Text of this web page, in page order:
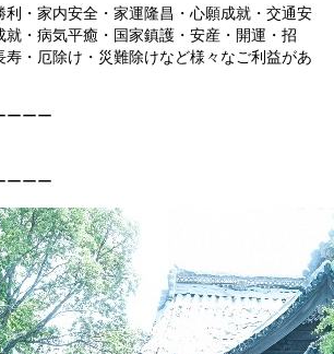
・家内安全・家運隆昌・心願成就・交通安
・病気平癒・国家鎮護・安産・開運・招
・厄除け・災難除けなど様々なご利益があ
ーーー
ーーー